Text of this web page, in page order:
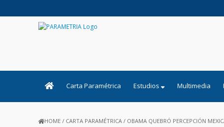
Carta Paramétrica Estudios Multimedia
HOME / CARTA PARAMÉTRICA / OBAMA QUEBRÓ PERCEPCIÓN